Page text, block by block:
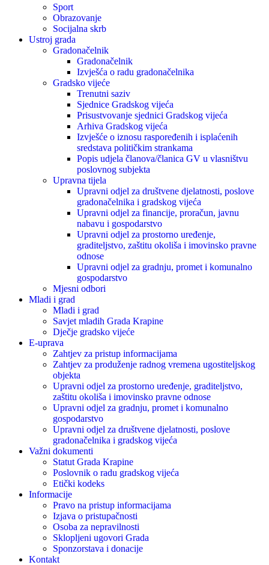
Sport
Obrazovanje
Socijalna skrb
Ustroj grada
Gradonačelnik
Gradonačelnik
Izvješća o radu gradonačelnika
Gradsko vijeće
Trenutni saziv
Sjednice Gradskog vijeća
Prisustvovanje sjednici Gradskog vijeća
Arhiva Gradskog vijeća
Izvješće o iznosu raspoređenih i isplaćenih
sredstava političkim strankama
Popis udjela članova/članica GV u vlasništvu
poslovnog subjekta
Upravna tijela
Upravni odjel za društvene djelatnosti, poslove
gradonačelnika i gradskog vijeća
Upravni odjel za financije, proračun, javnu
nabavu i gospodarstvo
Upravni odjel za prostorno uređenje,
graditeljstvo, zaštitu okoliša i imovinsko pravne
odnose
Upravni odjel za gradnju, promet i komunalno
gospodarstvo
Mjesni odbori
Mladi i grad
Mladi i grad
Savjet mladih Grada Krapine
Dječje gradsko vijeće
E-uprava
Zahtjev za pristup informacijama
Zahtjev za produženje radnog vremena ugostiteljskog
objekta
Upravni odjel za prostorno uređenje, graditeljstvo,
zaštitu okoliša i imovinsko pravne odnose
Upravni odjel za gradnju, promet i komunalno
gospodarstvo
Upravni odjel za društvene djelatnosti, poslove
gradonačelnika i gradskog vijeća
Važni dokumenti
Statut Grada Krapine
Poslovnik o radu gradskog vijeća
Etički kodeks
Informacije
Pravo na pristup informacijama
Izjava o pristupačnosti
Osoba za nepravilnosti
Sklopljeni ugovori Grada
Sponzorstava i donacije
Kontakt